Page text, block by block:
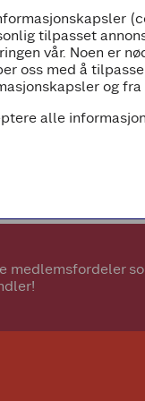
07:00 -
medlemsfordeler
tilpasset
vår. Noen er
oss med å
og
alle